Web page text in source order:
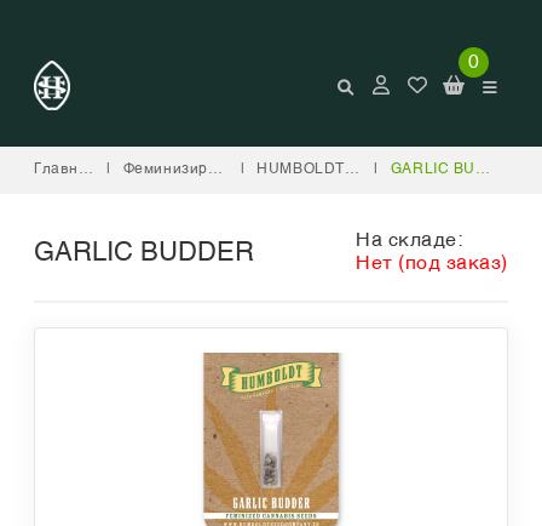
0
Главная | Феминизированные | HUMBOLDT SEED COMPANY | GARLIC BUDDER
GARLIC BUDDER
На складе:
Нет (под заказ)